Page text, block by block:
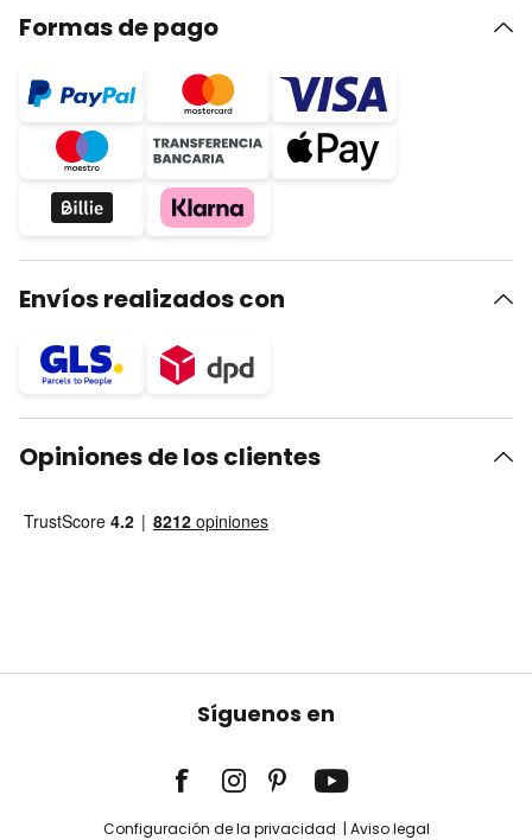
Formas de pago
Envíos realizados con
Opiniones de los clientes
Síguenos en
Configuración de la privacidad Aviso legal